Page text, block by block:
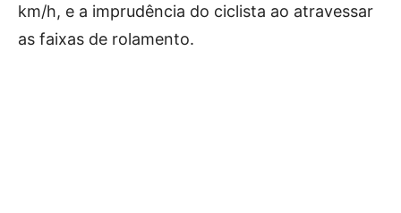
km/h, e a imprudência do ciclista ao atravessar
as faixas de rolamento.